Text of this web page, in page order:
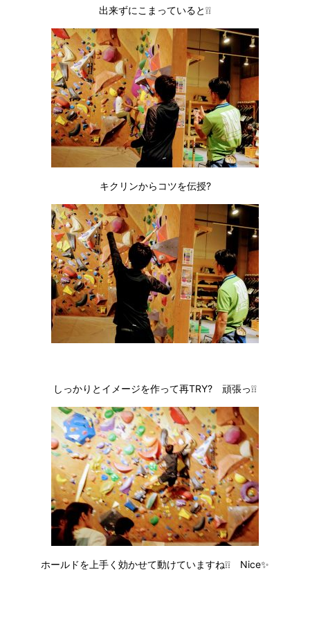
出来ずにこまっていると❕❕
キクリンからコツを伝授?
しっかりとイメージを作って再TRY? 頑張っ❕❕
ホールドを上手く効かせて動けていますね❕❕ Nice✨